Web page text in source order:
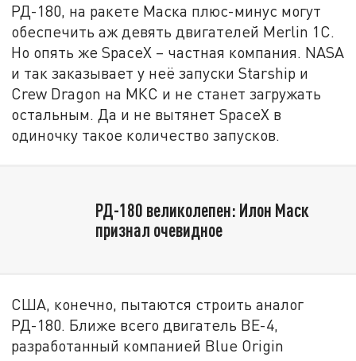
РД-180, на ракете Маска плюс-минус могут
обеспечить аж девять двигателей Merlin 1C.
Но опять же SpaceX – частная компания. NASA
и так заказывает у неё запуски Starship и
Crew Dragon на МКС и не станет загружать
остальным. Да и не вытянет SpaceX в
одиночку такое количество запусков.
РД-180 великолепен: Илон Маск
признал очевидное
США, конечно, пытаются строить аналог
РД-180. Ближе всего двигатель BE-4,
разработанный компанией Blue Origin